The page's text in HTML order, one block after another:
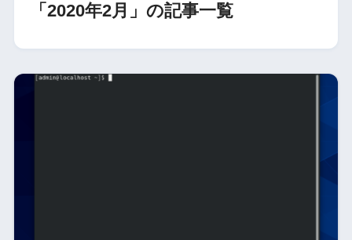
「2020年2月」の記事一覧